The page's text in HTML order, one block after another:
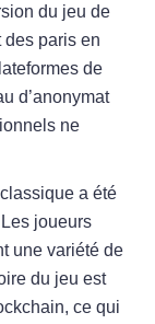
du jeu de
paris en
de
d’anonymat
ne
a été
joueurs
une variété de
du jeu est
ce qui